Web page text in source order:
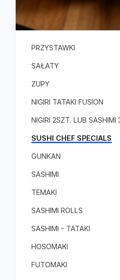
PRZYSTAWKI
SAŁATY
ZUPY
NIGIRI TATAKI FUSION
NIGIRI 2SZT. LUB SASHIMI
SUSHI CHEF SPECIALS
GUNKAN
SASHIMI
TEMAKI
SASHIMI ROLLS
SASHIMI - TATAKI
HOSOMAKI
FUTOMAKI